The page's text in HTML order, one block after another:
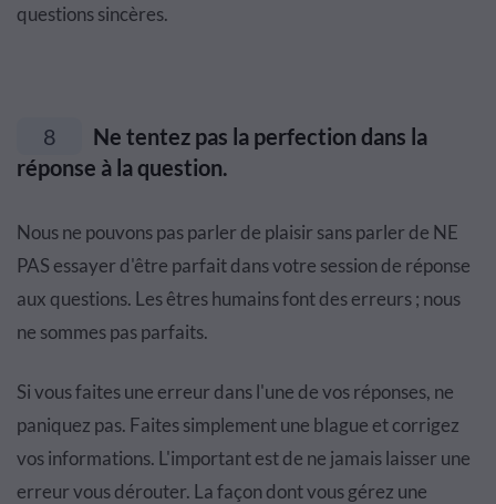
questions sincères.
8
Ne tentez pas la perfection dans la
réponse à la question.
Nous ne pouvons pas parler de plaisir sans parler de NE
PAS essayer d'être parfait dans votre session de réponse
aux questions. Les êtres humains font des erreurs ; nous
ne sommes pas parfaits.
Si vous faites une erreur dans l'une de vos réponses, ne
paniquez pas. Faites simplement une blague et corrigez
vos informations. L'important est de ne jamais laisser une
erreur vous dérouter. La façon dont vous gérez une